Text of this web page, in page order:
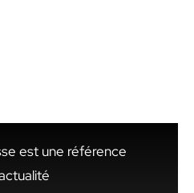
est une référence